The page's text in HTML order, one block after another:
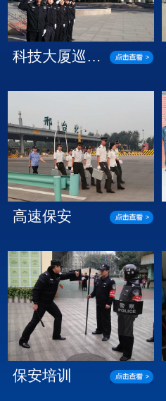
科技大厦巡…
高速保安
保安培训